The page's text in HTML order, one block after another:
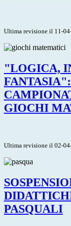
Ultima revisione il 11-
"LOGICA,
GIOCHI
Ultima revisione il 02-
PASQUALI